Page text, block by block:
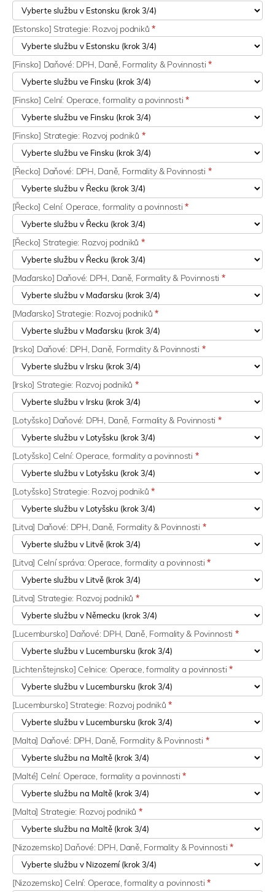
[Estonsko] Strategie: Rozvoj podniků *
[Finsko] Daňové: DPH, Daně, Formality & Povinnosti*
[Finsko] Celní: Operace, formality a povinnosti*
[Finsko] Strategie: Rozvoj podniků *
[Řecko] Daňové: DPH, Daně, Formality & Povinnosti *
[Řecko] Celní: Operace, formality a povinnosti*
[Řecko] Strategie: Rozvoj podniků *
[Maďarsko] Daňové: DPH, Daně, Formality & Povinnosti *
[Maďarsko] Strategie: Rozvoj podniků *
[Irsko] Daňové: DPH, Daně, Formality & Povinnosti *
[Irsko] Strategie: Rozvoj podniků *
[Lotyšsko] Daňové: DPH, Daně, Formality & Povinnosti *
[Lotyšsko] Celní: Operace, formality a povinnosti *
[Lotyšsko] Strategie: Rozvoj podniků *
[Litva] Daňové: DPH, Daně, Formality & Povinnosti *
[Litva] Celní správa: Operace, formality a povinnosti*
[Litva] Strategie: Rozvoj podniků *
[Lucembursko] Daňové: DPH, Daně, Formality & Povinnosti *
[Lichtenštejnsko] Celnice: Operace, formality a povinnosti*
[Lucembursko] Strategie: Rozvoj podniků*
[Malta] Daňové: DPH, Daně, Formality & Povinnosti *
[Malté] Celní: Operace, formality a povinnosti*
[Malta] Strategie: Rozvoj podniků *
[Nizozemsko] Daňové: DPH, Daně, Formality & Povinnosti*
[Nizozemsko] Celní: Operace, formality a povinnosti*